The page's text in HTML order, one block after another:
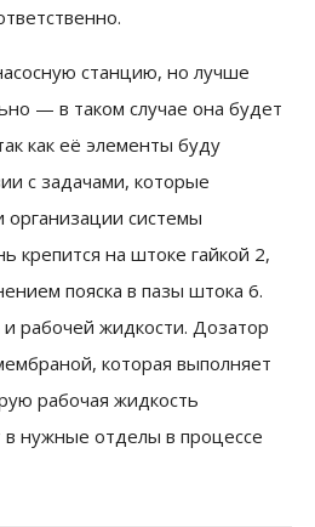
станцию, но лучше
— в таком случае она будет
как её элементы буду
с задачами, которые
системы
крепится на штоке гайкой 2,
пояска в пазы штока 6.
рабочей жидкости. Дозатор
которая выполняет
рабочая жидкость
в нужные отделы в процессе